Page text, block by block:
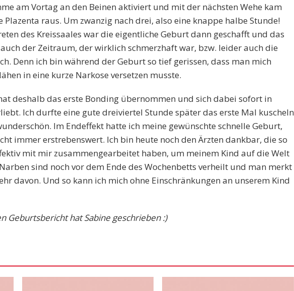
am Vortag an den Beinen aktiviert und mit der nächsten Wehe kam
Plazenta raus. Um zwanzig nach drei, also eine knappe halbe Stunde!
des Kreissaales war die eigentliche Geburt dann geschafft und das
der Zeitraum, der wirklich schmerzhaft war, bzw. leider auch die
Denn ich bin während der Geburt so tief gerissen, dass man mich
in eine kurze Narkose versetzen musste.
deshalb das erste Bonding übernommen und sich dabei sofort in
Ich durfte eine gute dreiviertel Stunde später das erste Mal kuscheln
Im Endeffekt hatte ich meine gewünschte schnelle Geburt,
immer erstrebenswert. Ich bin heute noch den Ärzten dankbar, die so
mit mir zusammengearbeitet haben, um meinem Kind auf die Welt
sind noch vor dem Ende des Wochenbetts verheilt und man merkt
davon. Und so kann ich mich ohne Einschränkungen an unserem Kind
Geburtsbericht hat Sabine geschrieben :)